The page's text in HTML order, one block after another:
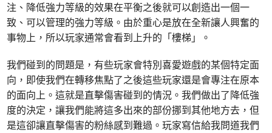
注、降低強力等級的效果在平衡之後就可以創造出一個一
致、可以管理的強力等級。由於重心是放在全新讓人興奮的
事物上，所以玩家通常會看到上升的「樓梯」。
我們碰到的問題是，有些玩家會特別喜愛遊戲的某個特定面
向，即使我們在轉移焦點了之後這些玩家還是會專注在原本
的面向上。這就是直擊傷害碰到的情況。我們做出了降低強
度的決定，讓我們能將這多出來的部份挪到其他地方去，但
是這卻讓直擊傷害的粉絲感到難過。玩家寫信給我問道我們